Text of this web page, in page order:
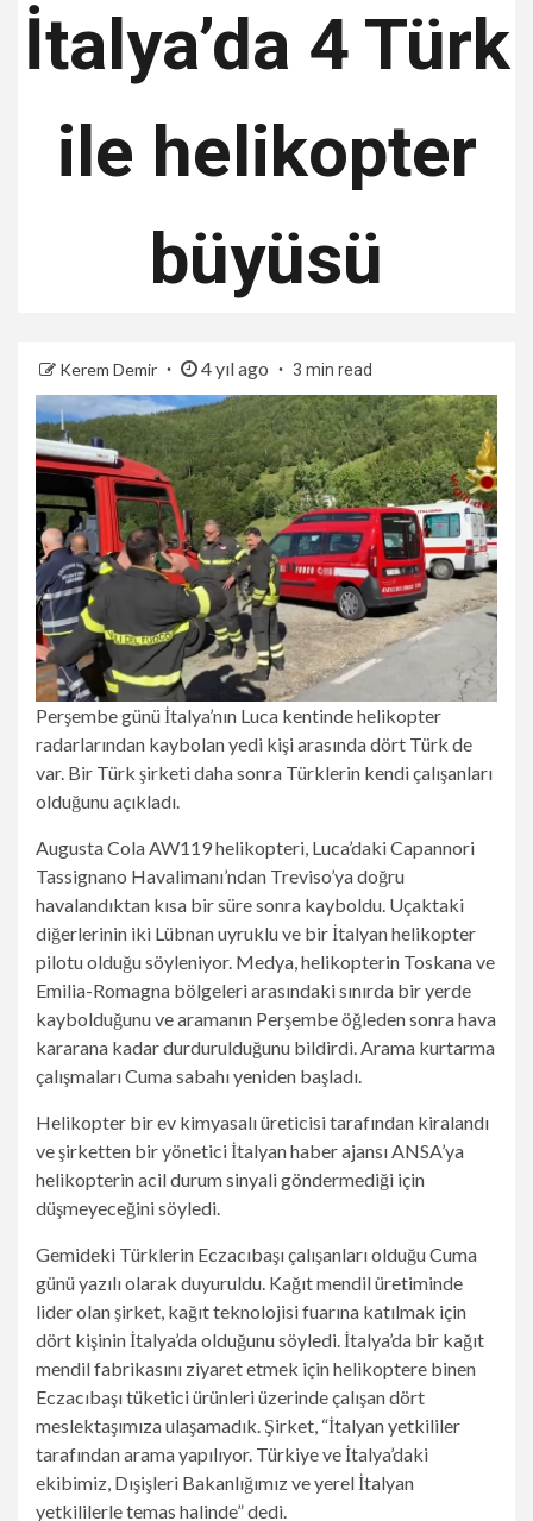
İtalya’da 4 Türk
ile helikopter
büyüsü
Kerem Demir 4 yıl ago 3 min read
Perşembe günü İtalya’nın Luca kentinde helikopter
radarlarından kaybolan yedi kişi arasında dört Türk de
var. Bir Türk şirketi daha sonra Türklerin kendi çalışanları
olduğunu açıkladı.
Augusta Cola AW119 helikopteri, Luca’daki Capannori
Tassignano Havalimanı’ndan Treviso’ya doğru
havalandıktan kısa bir süre sonra kayboldu. Uçaktaki
diğerlerinin iki Lübnan uyruklu ve bir İtalyan helikopter
pilotu olduğu söyleniyor. Medya, helikopterin Toskana ve
Emilia-Romagna bölgeleri arasındaki sınırda bir yerde
kaybolduğunu ve aramanın Perşembe öğleden sonra hava
kararana kadar durdurulduğunu bildirdi. Arama kurtarma
çalışmaları Cuma sabahı yeniden başladı.
Helikopter bir ev kimyasalı üreticisi tarafından kiralandı
ve şirketten bir yönetici İtalyan haber ajansı ANSA’ya
helikopterin acil durum sinyali göndermediği için
düşmeyeceğini söyledi.
Gemideki Türklerin Eczacıbaşı çalışanları olduğu Cuma
günü yazılı olarak duyuruldu. Kağıt mendil üretiminde
lider olan şirket, kağıt teknolojisi fuarına katılmak için
dört kişinin İtalya’da olduğunu söyledi. İtalya’da bir kağıt
mendil fabrikasını ziyaret etmek için helikoptere binen
Eczacıbaşı tüketici ürünleri üzerinde çalışan dört
meslektaşımıza ulaşamadık. Şirket, “İtalyan yetkililer
tarafından arama yapılıyor. Türkiye ve İtalya’daki
ekibimiz, Dışişleri Bakanlığımız ve yerel İtalyan
yetkililerle temas halinde” dedi.